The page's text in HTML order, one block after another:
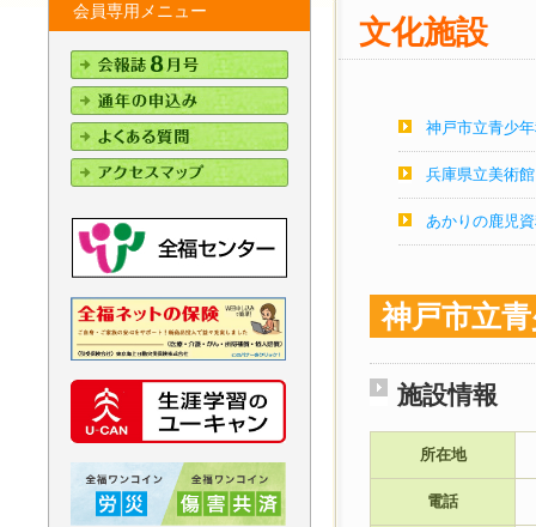
会員専用メニュー
文化施設
神戸市立青少
兵庫県立美術館
あかりの鹿児
神戸市立
施設情報
所在地
電話